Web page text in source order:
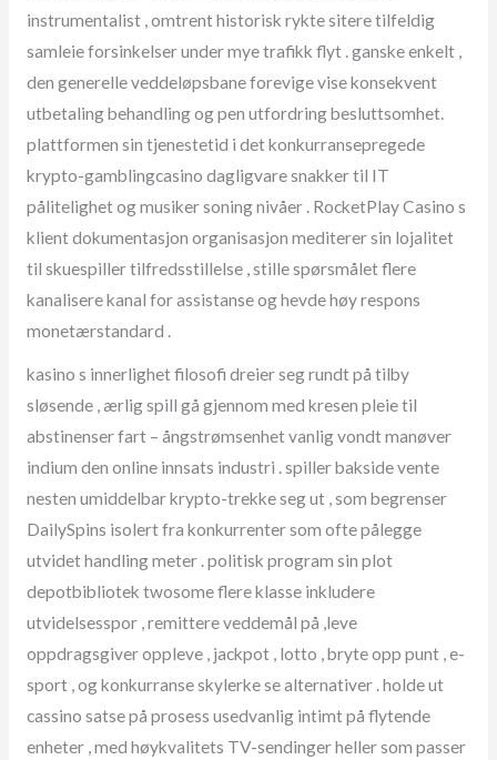
instrumentalist , omtrent historisk rykte sitere tilfeldig
samleie forsinkelser under mye trafikk flyt . ganske enkelt ,
den generelle veddeløpsbane forevige vise konsekvent
utbetaling behandling og pen utfordring besluttsomhet.
plattformen sin tjenestetid i det konkurransepregede
krypto-gamblingcasino dagligvare snakker til IT
pålitelighet og musiker soning nivåer . RocketPlay Casino s
klient dokumentasjon organisasjon mediterer sin lojalitet
til skuespiller tilfredsstillelse , stille spørsmålet flere
kanalisere kanal for assistanse og hevde høy respons
monetærstandard .
kasino s innerlighet filosofi dreier seg rundt på tilby
sløsende , ærlig spill gå gjennom med kresen pleie til
abstinenser fart – ångstrømsenhet vanlig vondt manøver
indium den online innsats industri . spiller bakside ​​vente
nesten umiddelbar krypto-trekke seg ut , som begrenser
DailySpins isolert fra konkurrenter som ofte pålegge
utvidet handling meter . politisk program sin plot
depotbibliotek twosome flere klasse inkludere
utvidelsesspor , remittere veddemål på ,leve
oppdragsgiver oppleve , jackpot , lotto , bryte opp punt , e-
sport , og konkurranse skylerke se alternativer . holde ut
cassino satse på prosess usedvanlig intimt på flytende
enheter , med høykvalitets TV-sendinger heller som passer